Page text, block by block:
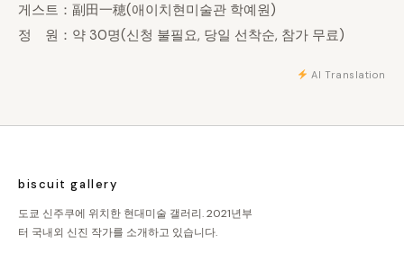
게스트：副田一穂(애이치현미술관 학예원)
정 원：약 30명(신청 불필요, 당일 선착순, 참가 무료)
AI Translation
biscuit gallery
도쿄 신주쿠에 위치한 현대미술 갤러리. 2021년부
터 국내외 신진 작가를 소개하고 있습니다.